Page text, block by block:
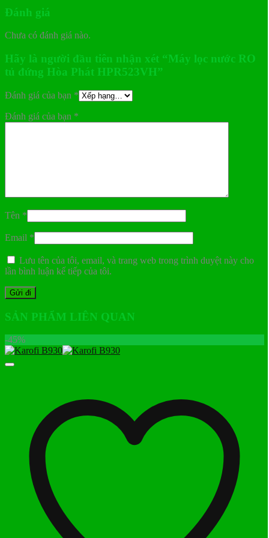
Đánh giá
Chưa có đánh giá nào.
Hãy là người đầu tiên nhận xét “Máy lọc nước RO
tủ đứng Hòa Phát HPR523VH”
Đánh giá của bạn *
Đánh giá của bạn *
Tên *
Email *
Lưu tên của tôi, email, và trang web trong trình duyệt này cho
lần bình luận kế tiếp của tôi.
SẢN PHẨM LIÊN QUAN
-45%